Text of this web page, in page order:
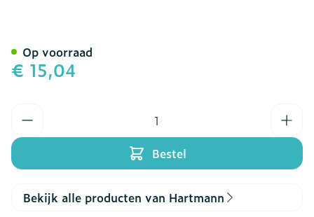
€ 15,04
Bestel
Op voorraad
Bekijk alle producten van Hartmann